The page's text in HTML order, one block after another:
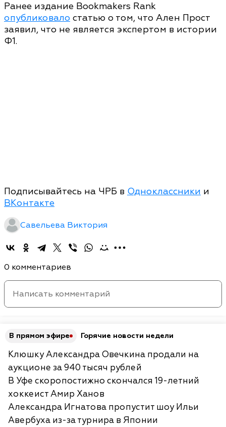
Ранее издание Bookmakers Rank
опубликовало статью о том, что Ален Прост
заявил, что не является экспертом в истории
Ф1.
Подписывайтесь на ЧРБ в Одноклассники и
ВКонтакте
Савельева Виктория
0 комментариев
В прямом эфире Горячие новости недели
Клюшку Александра Овечкина продали на
аукционе за 940 тысяч рублей
В Уфе скоропостижно скончался 19-летний
хоккеист Амир Ханов
Александра Игнатова пропустит шоу Ильи
Авербуха из-за турнира в Японии